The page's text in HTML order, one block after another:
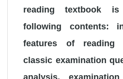
reading textbook
following contents:
features of reading
classic examination